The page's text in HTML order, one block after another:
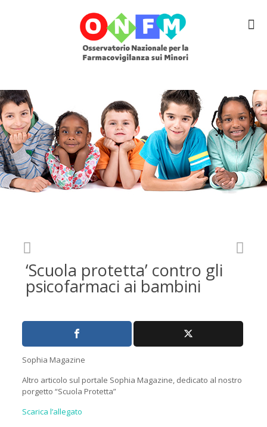
‘Scuola protetta’ contro gli
psicofarmaci ai bambini
Sophia Magazine
Altro articolo sul portale Sophia Magazine, dedicato al nostro
porgetto “Scuola Protetta”
Scarica l’allegato